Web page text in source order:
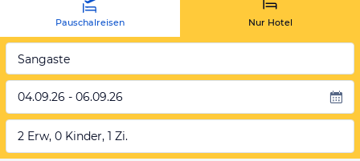
Pauschalreisen Nur Hotel
Sangaste
04.09.26 - 06.09.26
2 Erw, 0 Kinder, 1 Zi.